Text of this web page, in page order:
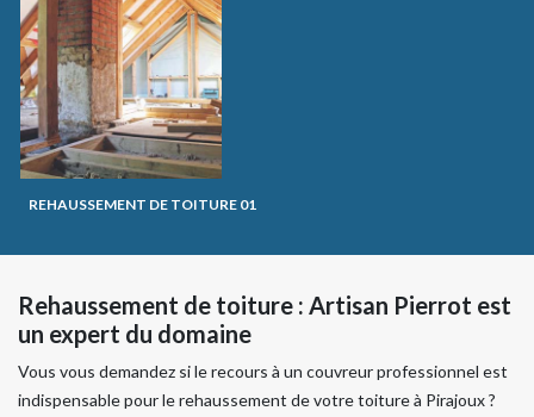
REHAUSSEMENT DE TOITURE 01
Rehaussement de toiture : Artisan Pierrot est
un expert du domaine
Vous vous demandez si le recours à un couvreur professionnel est
indispensable pour le rehaussement de votre toiture à Pirajoux ?